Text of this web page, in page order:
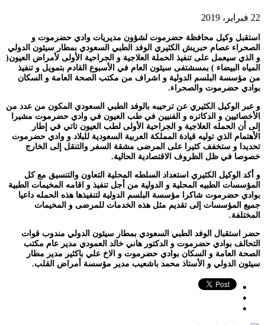
22 فبراير، 2019
استقبل وكيل محافظة حضرموت لشؤون مديريات وادي حضرموت و
الصحراء عصام حبريش الكثيري الوفد الطبي السعودي بمطار سيئون الدولي
و الذي سيعمل على تنفيذ الحملة العلاجية و الجراحية الأولى لأمراض العيون(
المياه البيضاء ) بمسشتفى سيئون العام في الأسبوع القادم بتمويل و تنفيذ
من مؤسسة البلسم الدولية و اشراف من مكتب الصحة العامة و السكان
بوادي حضرموت والصحراء.
و عبر الوكيل الكثيري عن ترحيبه بالوفد الطبي السعودي المكون من عدد من
الأخصائيين و الدكاتره و الفنيين في طب العيون في وادي حضرموت مشيرا
إلى أن الحمله العلاجية و الجراحية الأولى لطب العيون تاتي في إطار
الأهتمام الذي توليه قيادة المملكة العربية السعودية للبلاد و وادي حضرموت
تحديدا و ستخفف كثيرا على المرضى مشقة السفر والتنقل إلى الخارج
خصوصا في ظل الظروف الاقتصادية الحالية.
و أكد الوكيل الكثيري استعداد السلطه المحلية التعاون والتنسيق مع كل
المؤسسات الطبيه المحلية و الدولية من أجل تنفيذ و اقامه المخيمات الطبية
بوادي حضرموت شاكرا مؤسسة البلسم الدولية لتنفيذها هذه الحمله داعيا
جميع المؤسسات إلى تقديم مثل هذه الخدمات للمرضى و المخيمات
المختلفة.
حضر استقبال الوفد الطبي السعودي بمطار سيئون الدولي مندوب قوات
التحالف بوادي حضرموت و الدكتور هاني خالد العمودي مدير عام مكتب
الصحة العامة و السكان بوادي حضرموت و الاخ علي باكثير مدير مطار
سيئون الدولي و الأستاذ محمد باشعيب مدير مؤسسة أمراض القلب.